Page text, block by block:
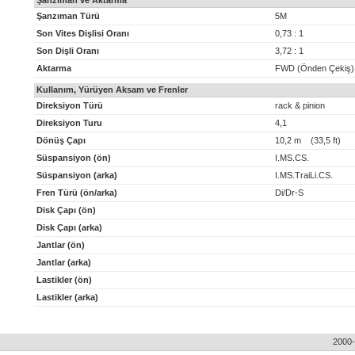
Şanzıman Türü
5M
Son Vites Dişlisi Oranı
0,73 : 1
Son Dişli Oranı
3,72 : 1
Aktarma
FWD (Önden Çekiş)
Kullanım, Yürüyen Aksam ve Frenler
Direksiyon Türü
rack & pinion
Direksiyon Turu
4,1
Dönüş Çapı
10,2 m (33,5 ft)
Süspansiyon (ön)
I.MS.CS.
Süspansiyon (arka)
I.MS.TraiLi.CS.
Fren Türü (ön/arka)
Di/Dr-S
Disk Çapı (ön)
Disk Çapı (arka)
Jantlar (ön)
Jantlar (arka)
Lastikler (ön)
Lastikler (arka)